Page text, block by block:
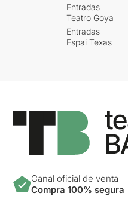
Entradas
Teatro Goya
Entradas
Espai Texas
Canal oficial de venta
Compra 100% segura